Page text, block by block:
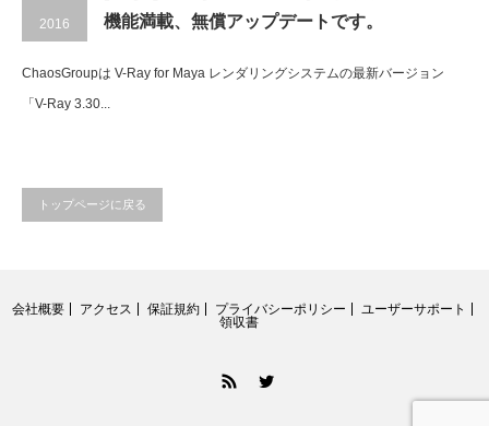
2016
機能満載、無償アップデートです。
ChaosGroupは V-Ray for Maya レンダリングシステムの最新バージョン
「V-Ray 3.30...
トップページに戻る
会社概要 アクセス 保証規約 プライバシーポリシー
ユーザーサポート
領収書